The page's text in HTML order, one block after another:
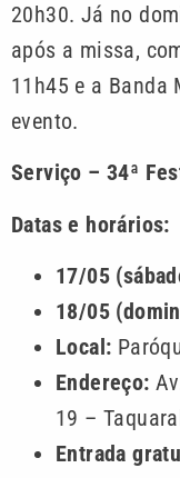
20h30. Já no
após a missa,
11h45 e a Banda
evento.
Serviço – 34ª
Datas e horários:
17/05
18/05
Local:
Endereço:
19 –
Entrada